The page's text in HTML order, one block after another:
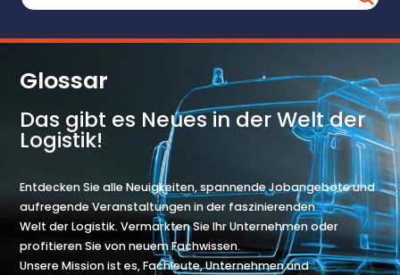
Glossar
Das gibt es Neues in der Welt der
Logistik!
Entdecken Sie alle Neuigkeiten, spannende Jobangebote und
aufregende Veranstaltungen in der faszinierenden
Welt der Logistik. Vermarkten Sie Ihr Unternehmen oder
profitieren Sie von neuem Fachwissen.
Unsere Mission ist es, Fachleute, Unternehmen und